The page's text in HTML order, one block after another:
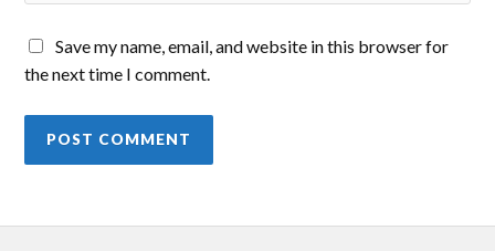
Save my name, email, and website in this browser for
the next time I comment.